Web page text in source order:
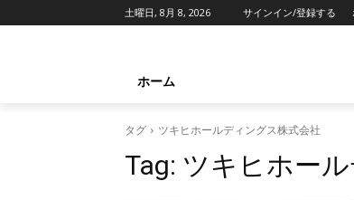
土曜日, 8月 8, 2026 サインイン/登録する
ホーム
タグ ツキヒホールディングス株式会社
Tag: ツキヒホー